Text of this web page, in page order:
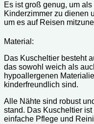
Es ist groß genug, um
Kinderzimmer zu dienen
um es auf Reisen
Material:
Das Kuscheltier besteht
das sowohl weich als
hypoallergenen
kinderfreundlich sind.
Alle Nähte sind robust
stand. Das Kuscheltier
einfache Pflege und